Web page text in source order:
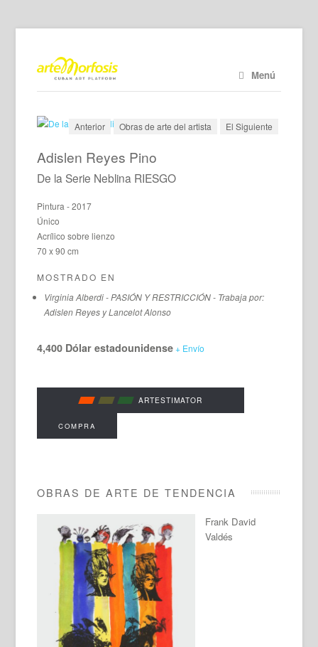
Menú
Anterior Obras de arte del artista El Siguiente
Adislen Reyes Pino
De la Serie Neblina RIESGO
Pintura - 2017
Único
Acrílico sobre lienzo
70 x 90 cm
MOSTRADO EN
Virginia Alberdi - PASIÓN Y RESTRICCIÓN - Trabaja por:
Adislen Reyes y Lancelot Alonso
4,400 Dólar estadounidense + Envío
ARTESTIMATOR
COMPRA
OBRAS DE ARTE DE TENDENCIA
Frank David
Valdés